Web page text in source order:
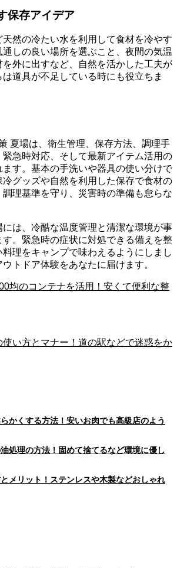
保存アイデア
天然の冷たい水を利用して食材を冷やす
しの良い場所を選ぶこと、夜間の気温
外に出すなど、自然を活かした工夫が
道具が不足している時にも役立ちま
夏場は、衛生管理、保存方法、調理手
急時対応、そして最新アイテム活用の
す。基本の手洗いや器具の使い分けで
グッズや自然を利用した保存で食材の
理基準を守り、災害時の準備も怠らな
は、冷酷な温度管理と清潔な環境が事
。緊急時の症状に対処できる備えを整
料理をキャンプで味わえるようにしまし
トドア体験をあなたに届けます。
均のコンテナを活用！安くて便利な整
い方とマナー！道の駅などで迷惑をか
かくする方法！安いお肉でも高級店のよう
処理の方法！固めて捨てるなど環境に優し
メリット！ステンレスや木製などおしゃれ